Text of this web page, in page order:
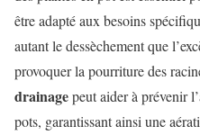
être adapté aux besoins
autant le dessèchement que
provoquer la pourriture des
drainagepeut aider à prévenir
pots, garantissant ainsi une